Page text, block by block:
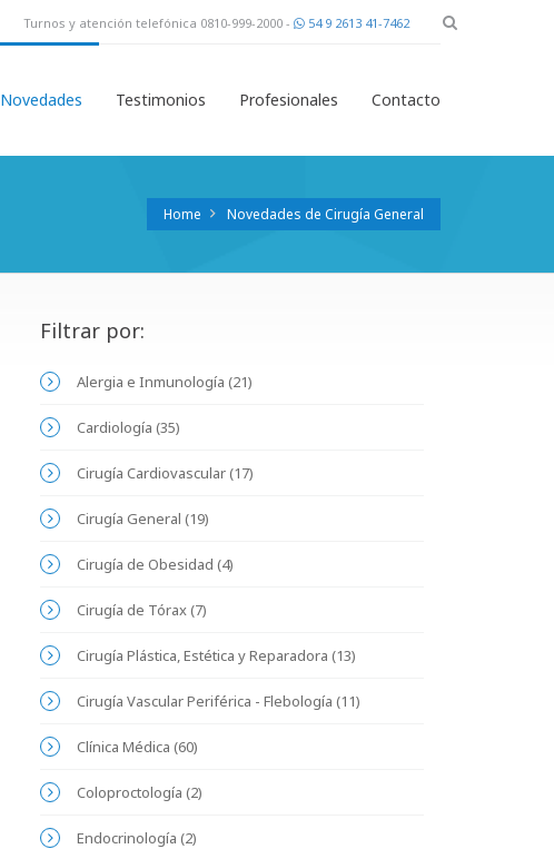
Turnos y atención telefónica 0810-999-2000 - 54 9 2613 41-7462
Novedades Testimonios Profesionales Contacto
Home Novedades de Cirugía General
Filtrar por:
Alergia e Inmunología (21)
Cardiología (35)
Cirugía Cardiovascular (17)
Cirugía General (19)
Cirugía de Obesidad (4)
Cirugía de Tórax (7)
Cirugía Plástica, Estética y Reparadora (13)
Cirugía Vascular Periférica - Flebología (11)
Clínica Médica (60)
Coloproctología (2)
Endocrinología (2)